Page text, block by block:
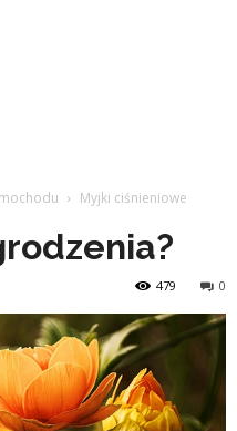
Myjki ciśnieniowe
0
479